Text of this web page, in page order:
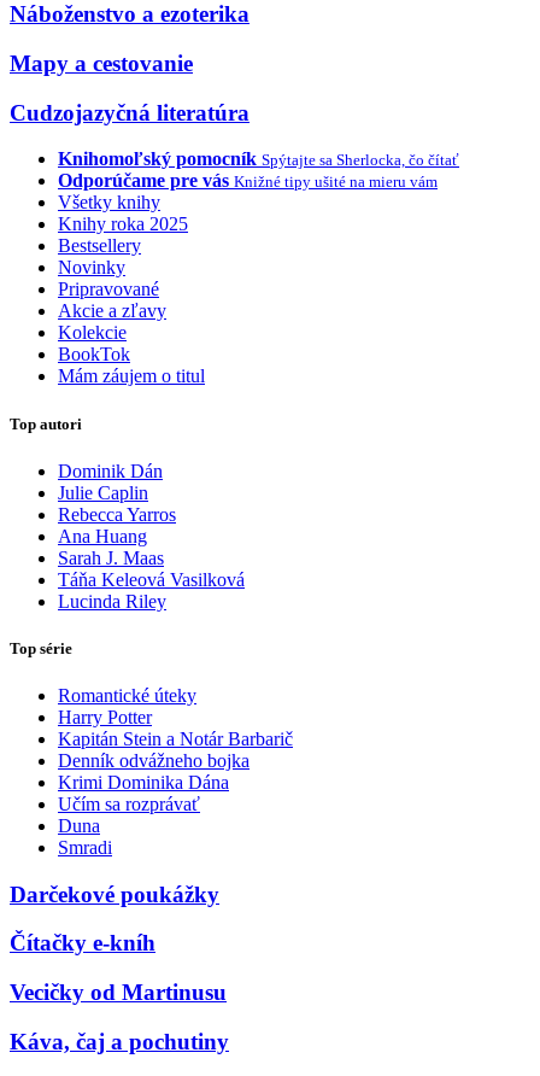
Náboženstvo a ezoterika
Mapy a cestovanie
Cudzojazyčná literatúra
Knihomoľský pomocník Spýtajte sa Sherlocka, čo čítať
Odporúčame pre vás Knižné tipy ušité na mieru vám
Všetky knihy
Knihy roka 2025
Bestsellery
Novinky
Pripravované
Akcie a zľavy
Kolekcie
BookTok
Mám záujem o titul
Top autori
Dominik Dán
Julie Caplin
Rebecca Yarros
Ana Huang
Sarah J. Maas
Táňa Keleová Vasilková
Lucinda Riley
Top série
Romantické úteky
Harry Potter
Kapitán Stein a Notár Barbarič
Denník odvážneho bojka
Krimi Dominika Dána
Učím sa rozprávať
Duna
Smradi
Darčekové poukážky
Čítačky e-kníh
Vecičky od Martinusu
Káva, čaj a pochutiny